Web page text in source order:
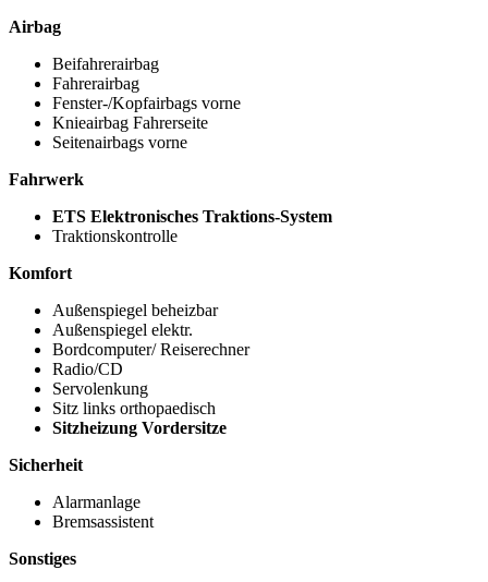
Airbag
Beifahrerairbag
Fahrerairbag
Fenster-/Kopfairbags vorne
Knieairbag Fahrerseite
Seitenairbags vorne
Fahrwerk
ETS Elektronisches Traktions-System
Traktionskontrolle
Komfort
Außenspiegel beheizbar
Außenspiegel elektr.
Bordcomputer/ Reiserechner
Radio/CD
Servolenkung
Sitz links orthopaedisch
Sitzheizung Vordersitze
Sicherheit
Alarmanlage
Bremsassistent
Sonstiges